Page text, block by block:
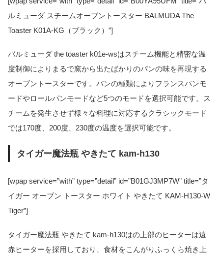
ルミューダ スチームオーブントースター BALMUDA The
Toaster K01A-KG（ブラック）”]
バルミューダ the toaster k01e-wsはスチーム機能と精密な温
度制御によりまるで窯から出たばかりのパンの味を再現する
オーブントースターです。パンの種類によりフランスパンモ
ードやロールパンモードなど5つのモードを選択可能です。ス
チームを発生させず様々な料理に対応するクラシックモード
では170度、200度、230度の温度を選択可能です。
タイガー魔法瓶 やきたて kam-h130
[wpap service=”with” type=”detail” id=”B01GJ3MP7W” title=”タ
イガー オーブン トースター ホワイト やきたて KAM-H130-W
Tiger”]
タイガー魔法瓶 やきたて kam-h130はの上部のヒーターは遠
赤ヒーターを採用しており、食材をこんがりふっくら焼き上